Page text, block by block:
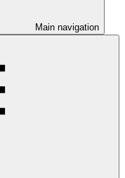
Main navigation